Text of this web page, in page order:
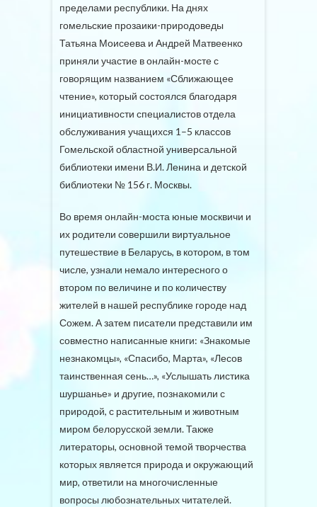
пределами республики. На днях
гомельские прозаики-природоведы
Татьяна Моисеева и Андрей Матвеенко
приняли участие в онлайн-мосте с
говорящим названием «Сближающее
чтение», который состоялся благодаря
инициативности специалистов отдела
обслуживания учащихся 1–5 классов
Гомельской областной универсальной
библиотеки имени В.И. Ленина и детской
библиотеки № 156 г. Москвы.
Во время онлайн-моста юные москвичи и
их родители совершили виртуальное
путешествие в Беларусь, в котором, в том
числе, узнали немало интересного о
втором по величине и по количеству
жителей в нашей республике городе над
Сожем. А затем писатели представили им
совместно написанные книги: «Знакомые
незнакомцы», «Спасибо, Марта», «Лесов
таинственная сень…», «Услышать листика
шуршанье» и другие, познакомили с
природой, с растительным и животным
миром белорусской земли. Также
литераторы, основной темой творчества
которых является природа и окружающий
мир, ответили на многочисленные
вопросы любознательных читателей.